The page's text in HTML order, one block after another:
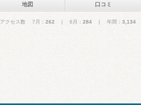
地図 口コミ
アクセス数 7月： 262 | 6月： 284 | 年間： 3,134